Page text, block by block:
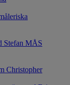
Stefan MÅS
Christopher